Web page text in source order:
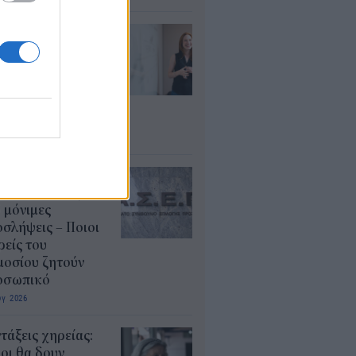
2026:
βγαίνουν τα
να προσέξουν
2026
μόνιμες
– Ποιοι
του
ζητούν
2026
χηρείας: